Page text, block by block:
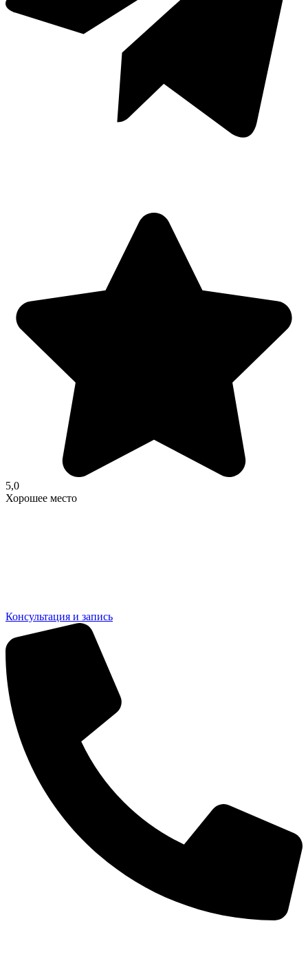
5,0
Хорошее место
Консультация и запись